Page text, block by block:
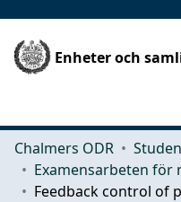
Enheter och
Chalmers ODR